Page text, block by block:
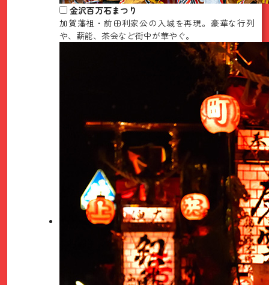
金沢百万石まつり
加賀藩祖・前田利家公の入城を再現。豪華な行列
や、薪能、茶会など街中が華やぐ。